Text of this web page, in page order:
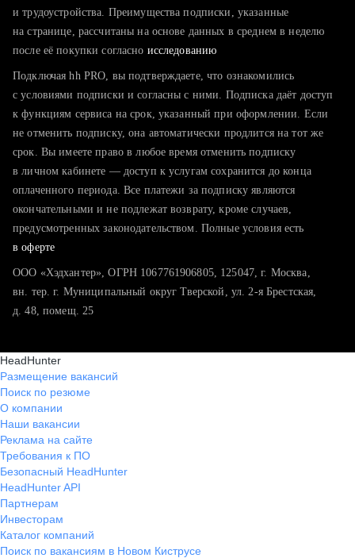
тратите много времени на поиск и вручную поднимаете
хотите сравнить себя с конкурентами и оценить шансы
и трудоустройства. Преимущества подписки, указанные
на странице, рассчитаны на основе данных в среднем в неделю
после её покупки согласно исследованию
Подключая hh PRO, вы подтверждаете, что ознакомились
с условиями подписки и согласны с ними. Подписка даёт доступ
к функциям сервиса на срок, указанный при оформлении. Если
не отменить подписку, она автоматически продлится на тот же
срок. Вы имеете право в любое время отменить подписку
в личном кабинете — доступ к услугам сохранится до конца
оплаченного периода. Все платежи за подписку являются
окончательными и не подлежат возврату, кроме случаев,
предусмотренных законодательством. Полные условия есть
в оферте
ООО «Хэдхантер», ОГРН 1067761906805, 125047, г. Москва,
вн. тер. г. Муниципальный округ Тверской, ул. 2-я Брестская,
д. 48, помещ. 25
HeadHunter
Размещение вакансий
Поиск по резюме
О компании
Наши вакансии
Реклама на сайте
Требования к ПО
Безопасный HeadHunter
HeadHunter API
Партнерам
Инвесторам
Каталог компаний
Поиск по вакансиям в Новом Киструсе